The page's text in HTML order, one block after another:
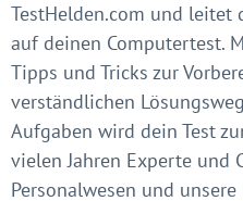
TestHelden.com und leitet
auf deinen Computertest.
Tipps und Tricks zur
verständlichen
Aufgaben wird dein Test
vielen Jahren Experte und
Personalwesen und